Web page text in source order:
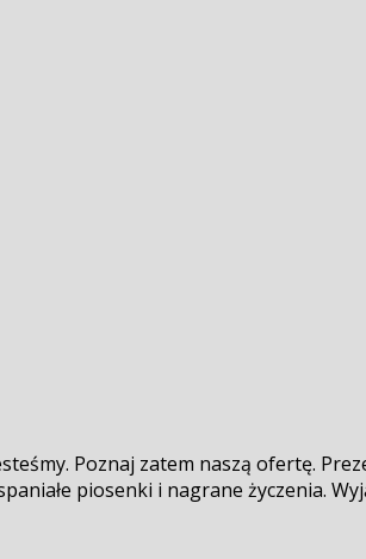
Poznaj zatem naszą ofertę.
piosenki i nagrane życzenia.